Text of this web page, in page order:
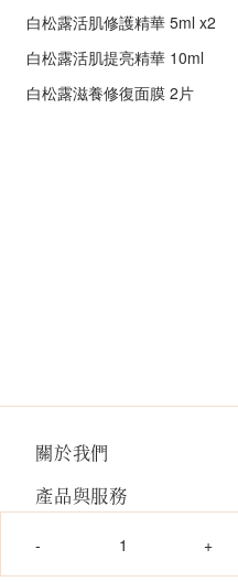
白松露活肌修護精華 5ml x2
白松露活肌提亮精華 10ml
白松露滋養修復面膜 2片
關於我們
產品與服務
門市地址